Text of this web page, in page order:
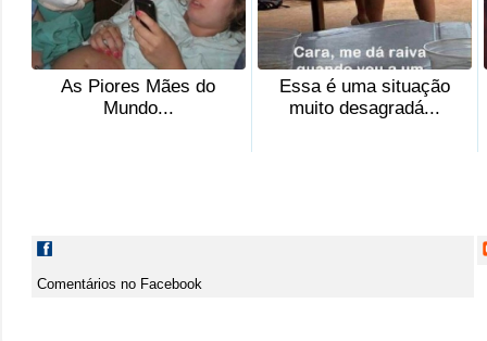
As Piores Mães do
Mundo...
Essa é uma situação
muito desagradá...
Comentários no Facebook